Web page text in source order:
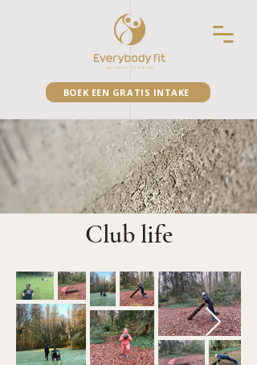
BOEK EEN GRATIS INTAKE
Club life